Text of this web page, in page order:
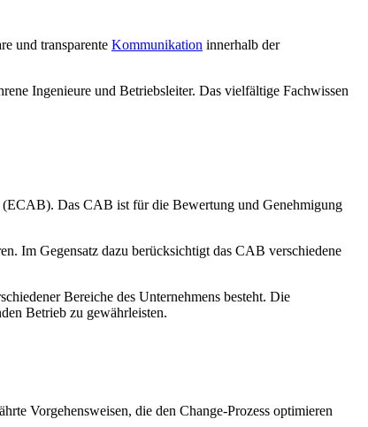
und transparente Kommunikation innerhalb der
Ingenieure und Betriebsleiter. Das vielfältige Fachwissen
(ECAB). Das CAB ist für die Bewertung und Genehmigung
Im Gegensatz dazu berücksichtigt das CAB verschiedene
Bereiche des Unternehmens besteht. Die
Betrieb zu gewährleisten.
Vorgehensweisen, die den Change-Prozess optimieren